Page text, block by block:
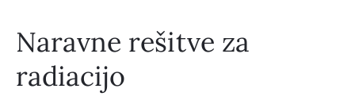
Naravne rešitve za
radiacijo